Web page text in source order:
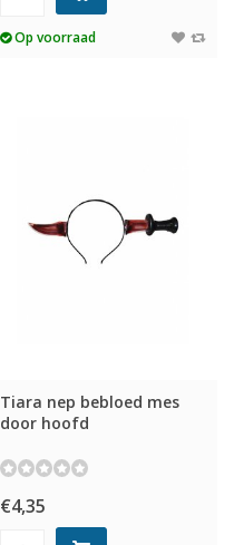
Op voorraad
Tiara nep bebloed mes
door hoofd
€4,35